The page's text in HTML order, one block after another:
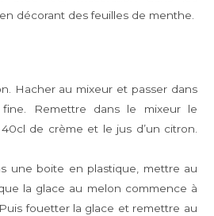
décorant des feuilles de menthe.
Hacher au mixeur et passer dans
Remettre dans le mixeur le
de crème et le jus d’un citron.
une boite en plastique, mettre au
la glace au melon commence à
fouetter la glace et remettre au